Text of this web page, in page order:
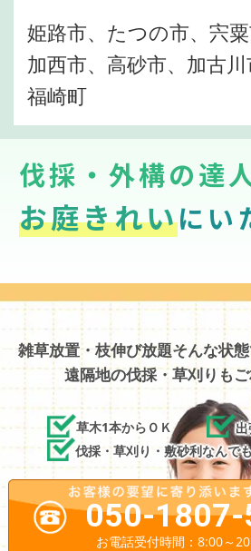
姫路市、たつの市、宍粟
加西市、高砂市、加古川
福崎町
伐採・外構の達
お庭きれいにい
雑草放置・枝伸び放題そんな状
遠隔地の伐採・草刈りも
草木1本からＯＫ
伐採・草刈り・敷砂利なんで
050-
お電話受付時間：8:00～